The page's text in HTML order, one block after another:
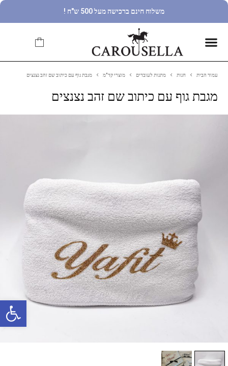
פתח סרגל נגישות
משלוח חינם ברכישה מעל 500 ש"ח !
עמוד הבית חנות מתנות לעובדים מוצרי קד"מ מגבת גוף עם כיתוב שם זהב נצנצים
מגבת גוף עם כיתוב שם זהב נצנצים